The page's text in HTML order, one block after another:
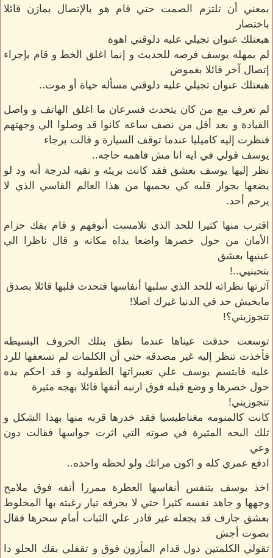
بمعني أن تلتزم الصمت حتي قام هو بالإتصال بمازن قائلا
باختصار
هبعتلك عنوان تجيلي عليه دلوقتي اهوة
لم يمهله يوسف فرصه للحديث و إنما اغلق الخط و قام بإجراء
إتصال آخر قائلا بغموض
هبعتلك عنوان تجيلي عليه دلوقتي مسأله حياة أو موت..
لم تعرف مع من كان يتحدث فسرعان ما اغلق الهاتف و واصل
القيادة و بعد أقل من نصف ساعه كانوا قد وصلوا الي وجهتهم
فنظرت إليه كاميليا عندما توقف السيارة و قالت برجاء
يوسف قولي في ايه انا مش فاهمه حاجه..
نظر إليها يوسف بعشق فقد كانت بريئه و نقيه لدرجة أنه ود لو
يضعها بجوار قلبه كي يحميها من هذا العالم القاسي الذي لا
يرحم أحد.
اقترب منها كثيرا للحد الذي تلامست أنوفهم و قام بفك حزام
الأمان من حول خصرها واضعا يداه مكانه و قال ناظرا الي
عينيها بعشق
بتحبنيي..!
آثرتها نظراته للحد الذي سلبها أنفاسها فتحدث قلبها قائلا بصدق
مابحبش حد في الدنيا غيرك اصلا!
تتجوزيني؟!
توسعت حدقت عيناها عندما نطق بتلك الحروف البسيطه
فأخذت تنظر إليه غير مصدقه حتي أن الكلمات لم تسعفها للرد
عليه فابتسم يوسف علي تعبيراتها الطفوليه و قد احكم يده
حول خصرها و وضع قبله فوق ارنبه أنفها قائلا بهجه مثيرة
تتجوزيني!
كانت كالمنومه مغناطيسيا فقد خدرها قربه منها بهذا الشكل و
تلك البحه المثيرة في صوته التي اثرت حواسها فقالت دون
وعي
ادفع عمري كله و اكون مراتك ولو لحظه واحده..
اخذ يوسف يتنفس أنفاسها العطرة ممررا أنفه فوق ملامح
وجهها و جاهد نفسه كثيرا حتي لا يجرفه تيار رغبته بها المخلوط
بعشق جارف قد يجعله غير قادر علي الثبات أمام سحرها فقال
بصوت أجش
تقولي الكلمتين دول قدام المأزون فوق و تقفلي بقك الحلو دا